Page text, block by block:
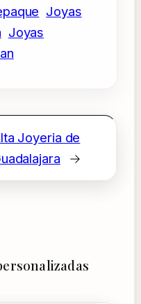
Joyas
Joyas
Joyeria de
→